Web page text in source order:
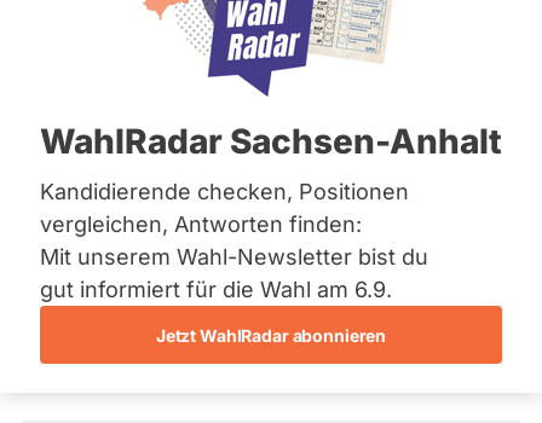
Bremen
Hamburg
Mecklenburg-Vorpommern
Nordrhein-Westfalen
Saarland
Sachsen
Sachsen-Anhalt
Sachsen-Anhalt
Schleswig-Holstein
Thüringen
Archiv
WahlRadar Sachsen-Anhalt
Kandidierende checken, Positionen
vergleichen, Antworten finden:
Mit unserem Wahl-Newsletter bist du
gut informiert für die Wahl am 6.9.
Jetzt WahlRadar abonnieren
CDU
Diese Politikerin hat kein aktuelles und kein
zukünftiges Mandat und keine
Direktandidatur auf Landes-, Bundes- oder
Wahlliste werden bei uns nicht erfasst.
Die Fragefunktion ist für diese Person
derzeit nicht aktiv.
Politiker:innen
aktiven
Fragen und Antworten